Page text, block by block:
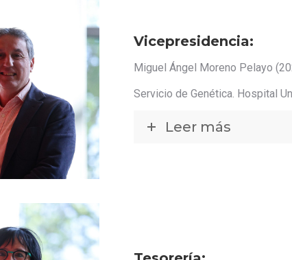
Vicepresidencia:
Miguel Ángel Moreno Pelayo
Servicio de Genética. Hospital
Leer más